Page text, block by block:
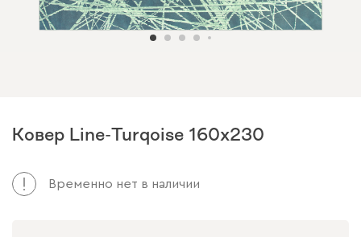
Ковер Line-Turqoise 160x230
Временно нет в наличии